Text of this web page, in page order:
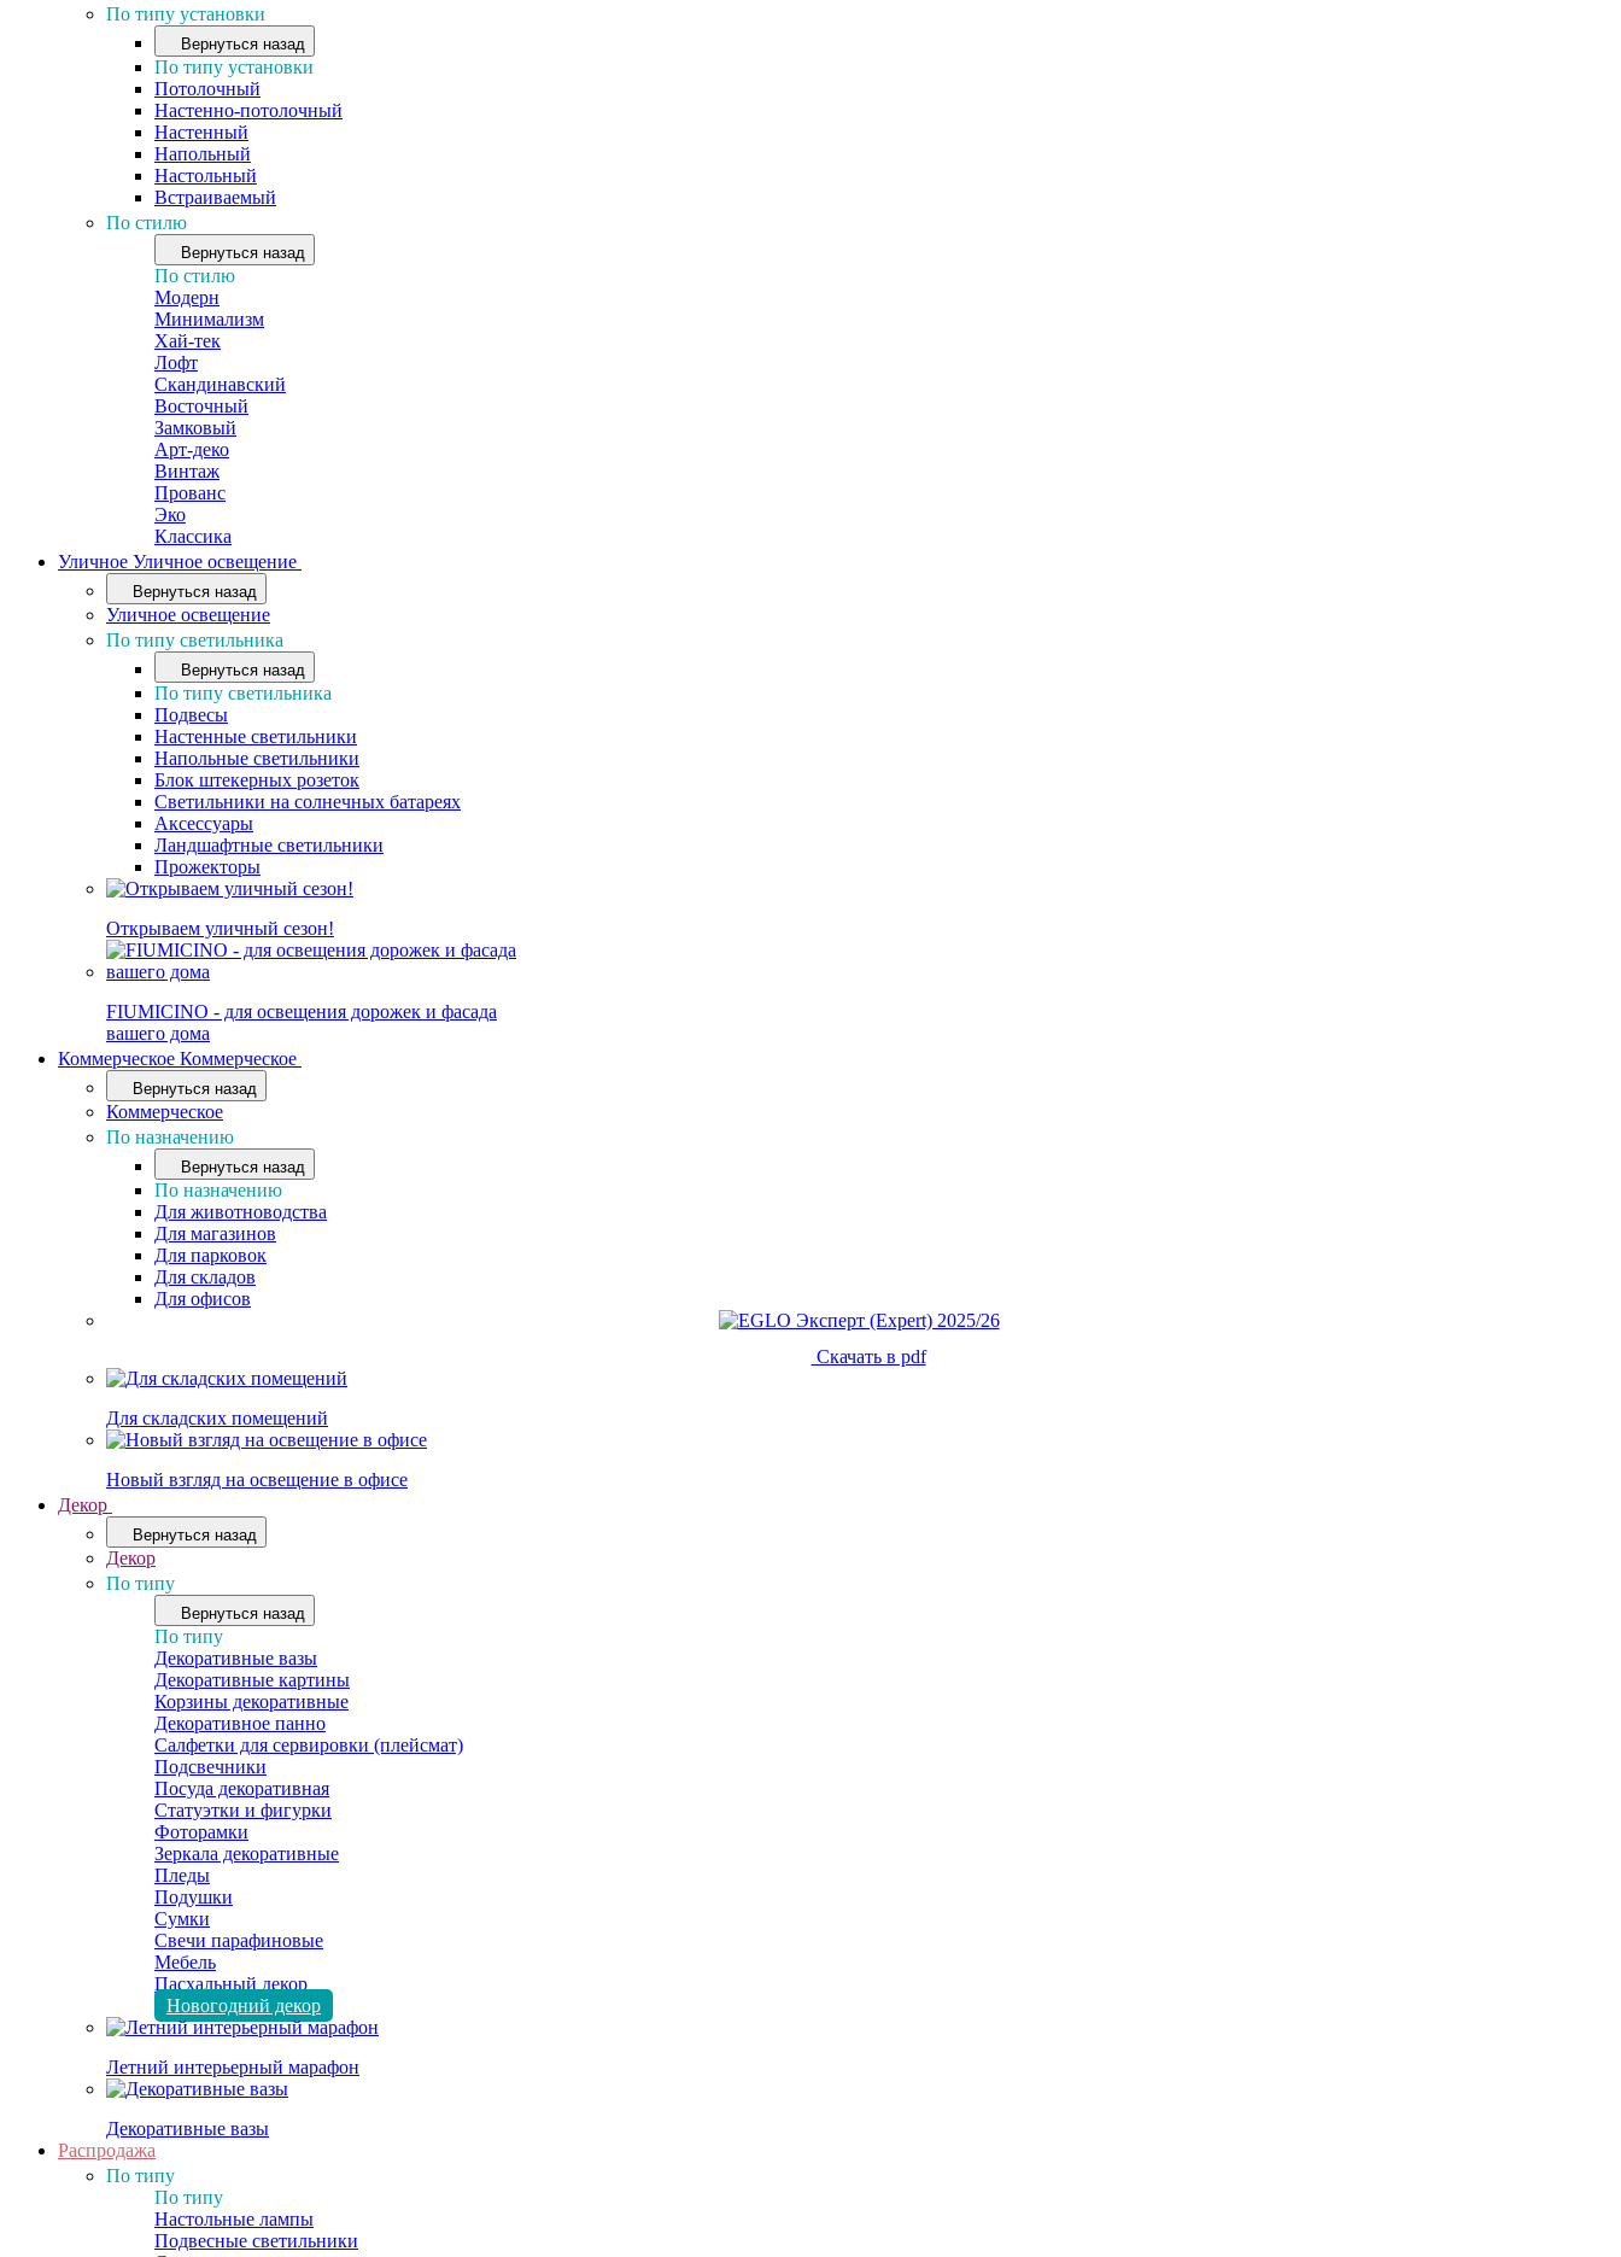
По типу установки
Вернуться назад
По типу установки
Потолочный
Настенно-потолочный
Настенный
Напольный
Настольный
Встраиваемый
По стилю
Вернуться назад
По стилю
Модерн
Минимализм
Хай-тек
Лофт
Скандинавский
Восточный
Замковый
Арт-деко
Винтаж
Прованс
Эко
Классика
Уличное Уличное освещение
Вернуться назад
Уличное освещение
По типу светильника
Вернуться назад
По типу светильника
Подвесы
Настенные светильники
Напольные светильники
Блок штекерных розеток
Светильники на солнечных батареях
Аксессуары
Ландшафтные светильники
Прожекторы
Открываем уличный сезон!
FIUMICINO - для освещения дорожек и фасада
вашего дома
Коммерческое Коммерческое
Вернуться назад
Коммерческое
По назначению
Вернуться назад
По назначению
Для животноводства
Для магазинов
Для парковок
Для складов
Для офисов
Скачать в pdf
Для складских помещений
Новый взгляд на освещение в офисе
Декор
Вернуться назад
Декор
По типу
Вернуться назад
По типу
Декоративные вазы
Декоративные картины
Корзины декоративные
Декоративное панно
Салфетки для сервировки (плейсмат)
Подсвечники
Посуда декоративная
Статуэтки и фигурки
Фоторамки
Зеркала декоративные
Пледы
Подушки
Сумки
Свечи парафиновые
Мебель
Пасхальный декор
Новогодний декор
Летний интерьерный марафон
Декоративные вазы
Распродажа
По типу
По типу
Настольные лампы
Подвесные светильники